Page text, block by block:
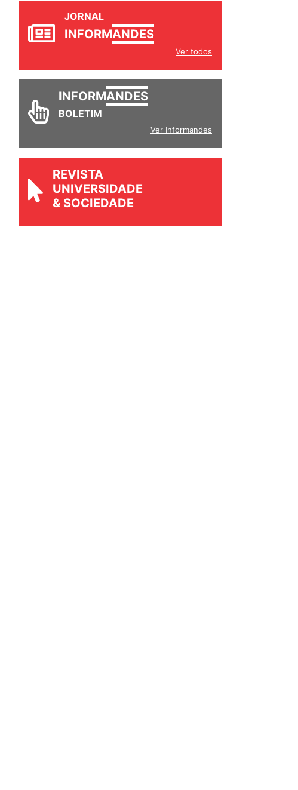
JORNAL
Ver todos
INFORM
Ver Informandes
REVISTA
UNIVERSIDADE